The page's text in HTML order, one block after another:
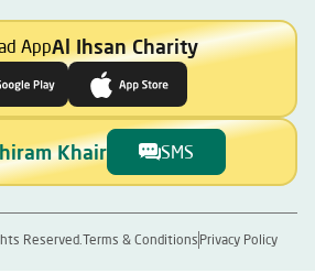
AppAl Ihsan Charity
Khair SMS
Reserved.Terms & Conditions Privacy Policy